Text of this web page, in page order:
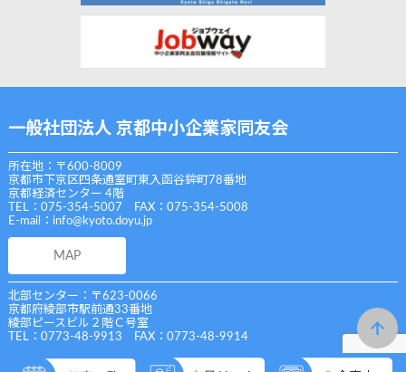
一般社団法人 京都中小企業家同友会
所在地：〒600-8009
京都市下京区四条通室町東入函谷鉾町78番地
京都経済センター 4階
TEL：075-354-5007 FAX：075-354-5008
E-mail： info@kyoto.doyu.jp
MAP
北部センター：〒623-0066
京都府綾部市駅前通33番地
綾部ピースビル２階Ｃ号室
TEL：0773-48-9913 FAX：0773-48-9914